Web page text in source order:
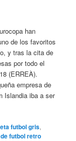
han
de los favoritos
y tras la cita de
por todo el
(ERREÀ).
empresa de
Islandia iba a ser
futbol gris,
futbol retro